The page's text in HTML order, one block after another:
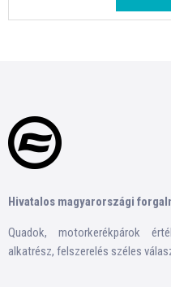
Hivatalos magyarországi
Quadok, motorkerékpárok
alkatrész, felszerelés széles